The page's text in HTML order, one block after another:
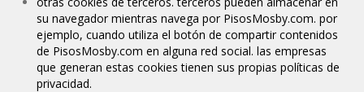
su navegador mientras navega por PisosMosby.com. por
ejemplo, cuando utiliza el botón de compartir contenidos
de PisosMosby.com en alguna red social. las empresas
que generan estas cookies tienen sus propias políticas de
privacidad.